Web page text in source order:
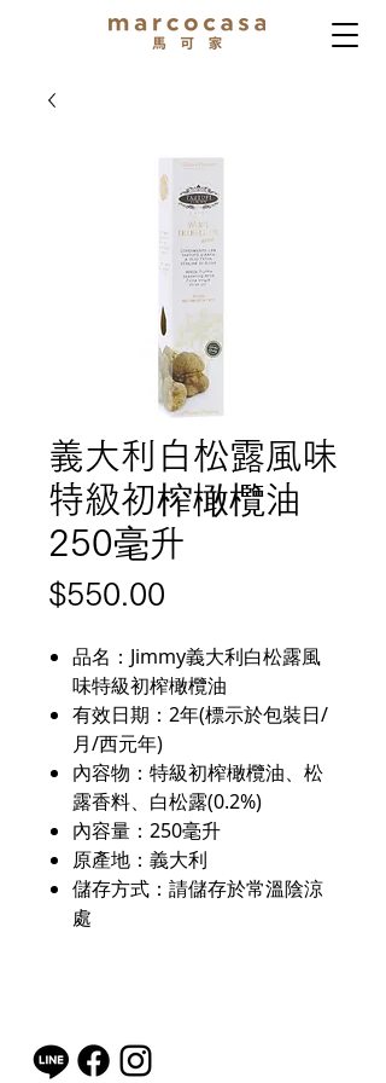
義大利白松露風味
特級初榨橄欖油
250毫升
$550.00
品名：Jimmy義大利白松露風
味特級初榨橄欖油
有效日期：2年(標示於包裝日/
月/西元年)
內容物：特級初榨橄欖油、松
露香料、白松露(0.2%)
內容量：250毫升
原產地：義大利
儲存方式：請儲存於常溫陰涼
處